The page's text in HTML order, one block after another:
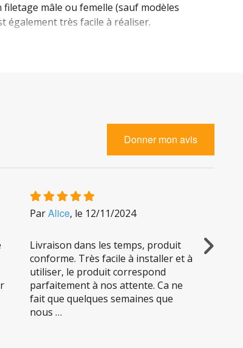
mâle ou femelle (sauf modèles
également très facile à réaliser.
les 6 à 12 mois. Le fonctionnement de cette
d'eau filtrée par minute à l'origine, diminue.
longueur d'1 m (tubing) et d'un raccord
Donner mon avis
ParAlice, le 12/11/2024
Livraison dans les temps, produit
conforme. Très facile à installer et à
utiliser, le produit correspond
parfaitement à nos attente. Ca ne
fait que quelques semaines que
nous …